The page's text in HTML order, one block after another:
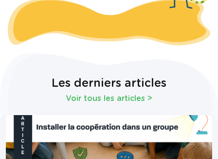
Les derniers articles
Voir tous les articles >